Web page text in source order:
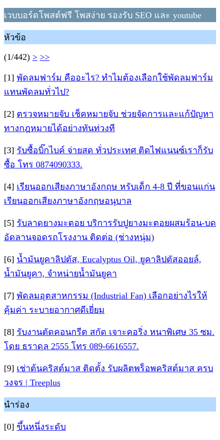
เวบบอร์ดโพสต์ฟรี โพสง่าย รองรับ SEO และ youtube
หัวข้อ
(1/442) > >>
[1] พัดลมฟาร์ม คืออะไร? ทำไมต้องเลือกใช้พัดลมฟาร์ม
แทนพัดลมทั่วไป?
[2] ตรวจหมายจับ เช็คหมายจับ ช่วยจัดการและแก้ปัญหา
ทางกฎหมายได้อย่างทันท่วงที
[3] รับซื้อบิ๊กไบค์ จ่ายสด ทั่วประเทศ ติดไฟแนนซ์เราก็รับ
ซื้อ โทร 0874090333.
[4] เรียนออกเสียงภาษาอังกฤษ หรับเด็ก 4-8 ปี ที่ขอนแก่น
เรียนออกเสียงภาษาอังกฤษอนุบาล
[5] รับลาดยางมะตอย บริการรับปูยางมะตอยผสมร้อน-บด
อัดลานจอดรถโรงงาน ติดต่อ (ช่างหนุ่ม)
[6] น้ำมันยูคาลิปตัส, Eucalyptus Oil, ยูคาลิปตัสออยล์,
น้ำมันยูคา, จำหน่ายน้ำมันยูคา
[7] พัดลมอุตสาหกรรม (Industrial Fan) เลือกอย่างไรให้
คุ้มค่า ระบายอากาศดีเยี่ยม
[8] รับงานตัดคอนกรีต สกัด เจาะคอริ่ง หนาพิเศษ 35 ซม.
โดย ธราดล 2555 โทร 089-6616557.
[9] เช่าต้นคริสต์มาส ติดตั้ง รับผลิตพร็อพคริสต์มาส ครบ
วงจร | Treeplus
นำร่อง
[0] ขึ้นหนึ่งระดับ